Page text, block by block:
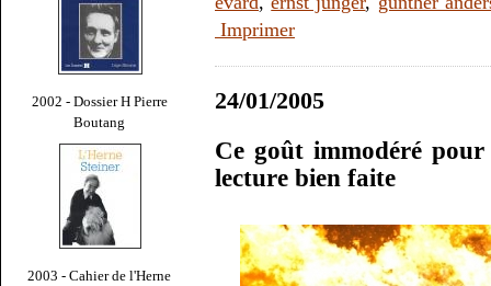
2002 - Dossier H Pierre
Boutang
2003 - Cahier de l'Herne
Imprimer
24/01/2005
Ce goût immodéré
lecture bien faite